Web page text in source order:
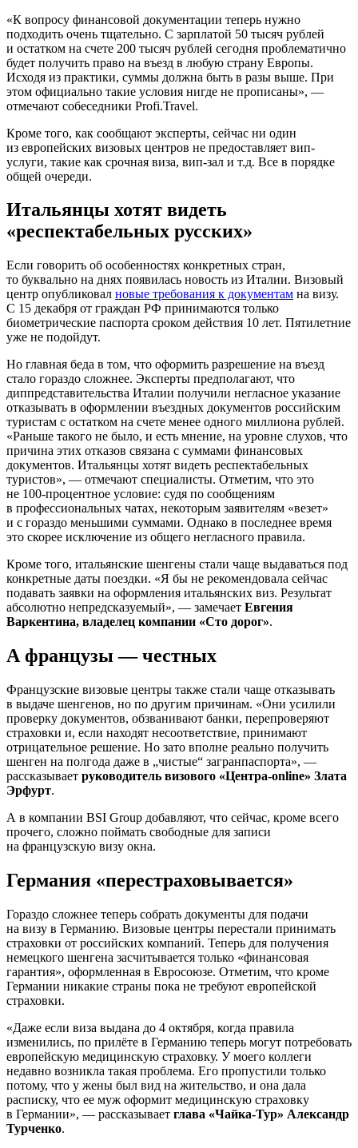
«К вопросу финансовой документации теперь нужно
подходить очень тщательно. С зарплатой 50 тысяч рублей
и остатком на счете 200 тысяч рублей сегодня проблематично
будет получить право на въезд в любую страну Европы.
Исходя из практики, суммы должна быть в разы выше. При
этом официально такие условия нигде не прописаны», —
отмечают собеседники Profi.Travel.
Кроме того, как сообщают эксперты, сейчас ни один
из европейских визовых центров не предоставляет вип-
услуги, такие как срочная виза, вип-зал и т.д. Все в порядке
общей очереди.
Итальянцы хотят видеть
«респектабельных русских»
Если говорить об особенностях конкретных стран,
то буквально на днях появилась новость из Италии. Визовый
центр опубликовал новые требования к документам на визу.
С 15 декабря от граждан РФ принимаются только
биометрические паспорта сроком действия 10 лет. Пятилетние
уже не подойдут.
Но главная беда в том, что оформить разрешение на въезд
стало гораздо сложнее. Эксперты предполагают, что
диппредставительства Италии получили негласное указание
отказывать в оформлении въездных документов российским
туристам с остатком на счете менее одного миллиона рублей.
«Раньше такого не было, и есть мнение, на уровне слухов, что
причина этих отказов связана с суммами финансовых
документов. Итальянцы хотят видеть респектабельных
туристов», — отмечают специалисты. Отметим, что это
не 100-процентное условие: судя по сообщениям
в профессиональных чатах, некоторым заявителям «везет»
и с гораздо меньшими суммами. Однако в последнее время
это скорее исключение из общего негласного правила.
Кроме того, итальянские шенгены стали чаще выдаваться под
конкретные даты поездки. «Я бы не рекомендовала сейчас
подавать заявки на оформления итальянских виз. Результат
абсолютно непредсказуемый», — замечает Евгения
Варкентина, владелец компании «Сто дорог».
А французы — честных
Французские визовые центры также стали чаще отказывать
в выдаче шенгенов, но по другим причинам. «Они усилили
проверку документов, обзванивают банки, перепроверяют
страховки и, если находят несоответствие, принимают
отрицательное решение. Но зато вполне реально получить
шенген на полгода даже в „чистые“ загранпаспорта», —
рассказывает руководитель визового «Центра-online» Злата
Эрфурт.
А в компании BSI Group добавляют, что сейчас, кроме всего
прочего, сложно поймать свободные для записи
на французскую визу окна.
Германия «перестраховывается»
Гораздо сложнее теперь собрать документы для подачи
на визу в Германию. Визовые центры перестали принимать
страховки от российских компаний. Теперь для получения
немецкого шенгена засчитывается только «финансовая
гарантия», оформленная в Евросоюзе. Отметим, что кроме
Германии никакие страны пока не требуют европейской
страховки.
«Даже если виза выдана до 4 октября, когда правила
изменились, по прилёте в Германию теперь могут потребовать
европейскую медицинскую страховку. У моего коллеги
недавно возникла такая проблема. Его пропустили только
потому, что у жены был вид на жительство, и она дала
расписку, что ее муж оформит медицинскую страховку
в Германии», — рассказывает глава «Чайка-Тур» Александр
Турченко.